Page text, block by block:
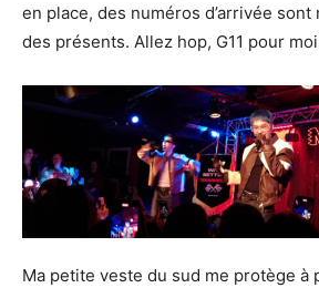
en place, des numéros d’arrivée
des présents. Allez hop, G11 pour
Ma petite veste du sud me protège à